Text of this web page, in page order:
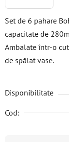
Set de 6 pahare
capacitate de
Ambalate într-o
de spălat vase.
Disponibilitate
Cod: